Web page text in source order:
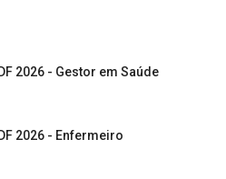
2026 - Gestor em Saúde
2026 - Enfermeiro